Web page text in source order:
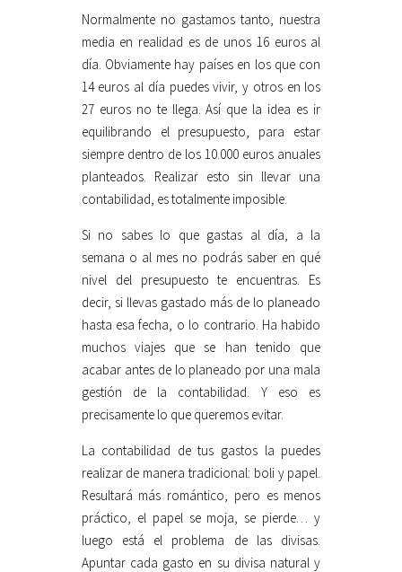
Normalmente no gastamos tanto, nuestra
media en realidad es de unos 16 euros al
día. Obviamente hay países en los que con
14 euros al día puedes vivir, y otros en los
27 euros no te llega. Así que la idea es ir
equilibrando el presupuesto, para estar
siempre dentro de los 10.000 euros anuales
planteados. Realizar esto sin llevar una
contabilidad, es totalmente imposible.
Si no sabes lo que gastas al día, a la
semana o al mes no podrás saber en qué
nivel del presupuesto te encuentras. Es
decir, si llevas gastado más de lo planeado
hasta esa fecha, o lo contrario. Ha habido
muchos viajes que se han tenido que
acabar antes de lo planeado por una mala
gestión de la contabilidad. Y eso es
precisamente lo que queremos evitar.
La contabilidad de tus gastos la puedes
realizar de manera tradicional: boli y papel.
Resultará más romántico, pero es menos
práctico, el papel se moja, se pierde… y
luego está el problema de las divisas.
Apuntar cada gasto en su divisa natural y